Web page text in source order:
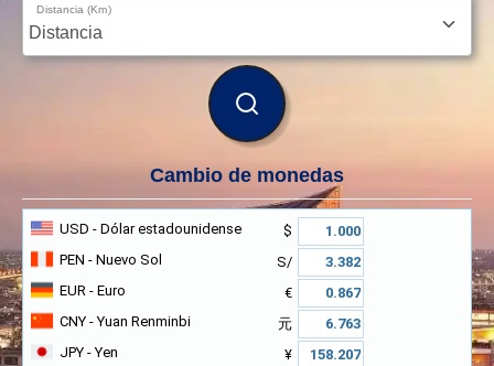
Distancia (Km)
BUSCAR
Cambio de monedas
USD - Dólar estadounidense
$
PEN - Nuevo Sol
S/
EUR - Euro
€
CNY - Yuan Renminbi
元
JPY - Yen
¥